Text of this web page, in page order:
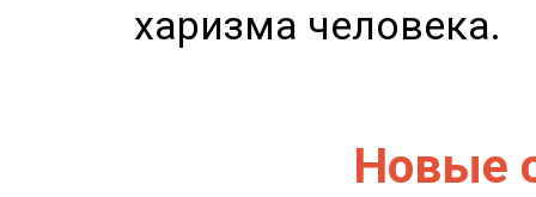
харизма человека.
Новые